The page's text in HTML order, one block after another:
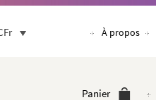
À propos
Panier